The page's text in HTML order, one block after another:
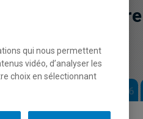
Horaire - Automne 2026
qui nous permettent
vidéo, d’analyser les
choix en sélectionnant